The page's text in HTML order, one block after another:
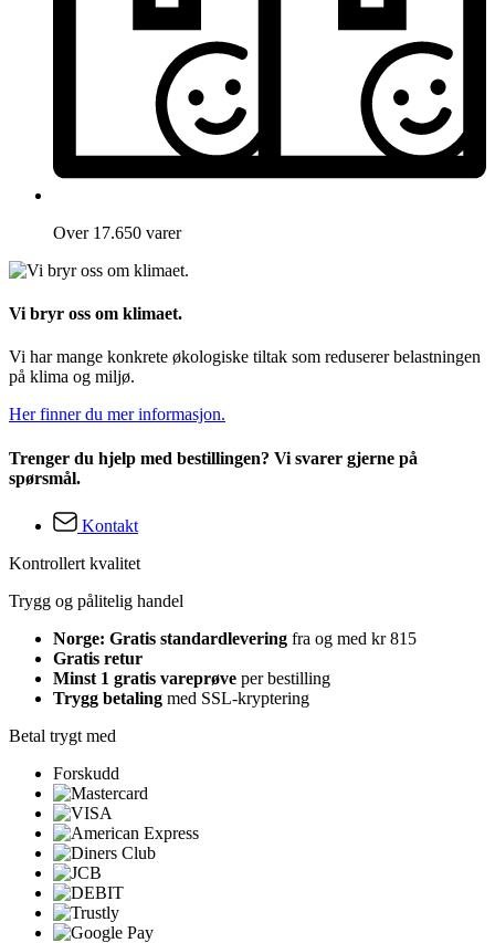
Over 17.650 varer
Vi bryr oss om klimaet.
Vi har mange konkrete økologiske tiltak som reduserer belastningen
på klima og miljø.
Her finner du mer informasjon.
Trenger du hjelp med bestillingen? Vi svarer gjerne på
spørsmål.
Kontakt
Kontrollert kvalitet
Trygg og pålitelig handel
Norge: Gratis standardlevering fra og med kr 815
Gratis retur
Minst 1 gratis vareprøve per bestilling
Trygg betaling med SSL-kryptering
Betal trygt med
Forskudd